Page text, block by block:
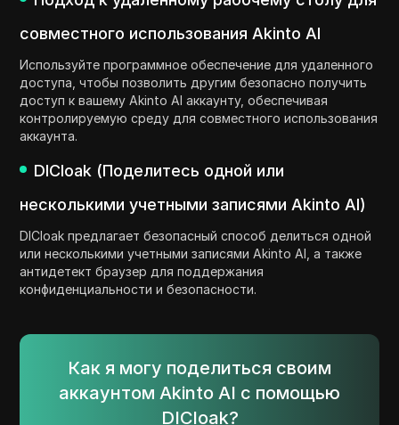
совместного использования Akinto AI
Используйте программное обеспечение для удаленного
доступа, чтобы позволить другим безопасно получить
доступ к вашему Akinto AI аккаунту, обеспечивая
контролируемую среду для совместного использования
аккаунта.
DICloak (Поделитесь одной или
несколькими учетными записями Akinto AI)
DICloak предлагает безопасный способ делиться одной
или несколькими учетными записями Akinto AI, а также
антидетект браузер для поддержания
конфиденциальности и безопасности.
Как я могу поделиться своим
аккаунтом Akinto AI с помощью
DICloak?